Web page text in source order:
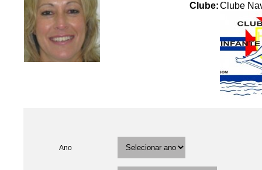
Clube:Clube
Ano